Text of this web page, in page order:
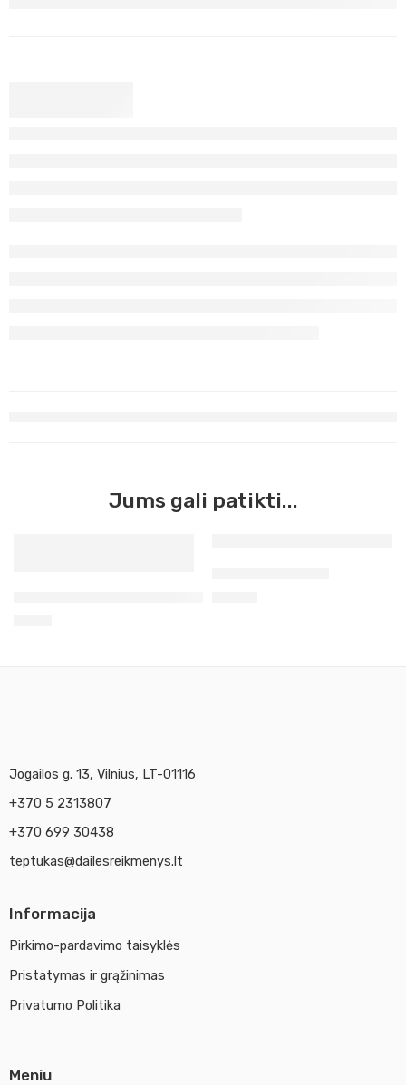
Jums gali patikti...
Jogailos g. 13, Vilnius, LT-01116
+370 5 2313807
+370 699 30438
teptukas@dailesreikmenys.lt
Informacija
Pirkimo-pardavimo taisyklės
Pristatymas ir grąžinimas
Privatumo Politika
Meniu